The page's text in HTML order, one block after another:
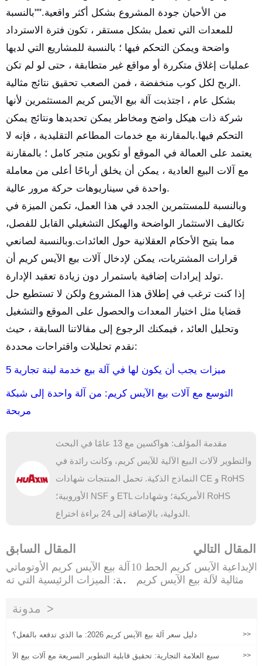
من الأحيان جودة المشروع بشكل أكثر واقعية.""بالنسبة
للمعدات التي تعمل بشكل مستقر ، تكون فترة الاسترداد
واضحة ويمكن التحكم فيها ؛ بالنسبة للمشاريع التي لديها
عمليات إغلاق متكررة أو مواقع غير متطابقة ، حتى لو لم تكن
الربح لكل كوب منخفضة ، فمن الصعب تحقيق نتائج مثالية.
بشكل عام ، اجتذبت آلة بيع الآيس كريم المستثمرين لأنها
شركة ذات هيكل واضح ومخاطر يمكن تحديدها ونتائج يمكن
التحكم فيها.بالمقارنة مع خدمات المطاعم التقليدية ، فإنه لا
يعتمد على العمالة في الموقع أو تكوين متجر كامل ؛ بالمقارنة
مع آلات البيع العادية ، يمكن أن يخلق أرباحًا أعلى من معاملة
واحدة في سيناريوهات حركة مرور عالية.
وبالنسبة للمستثمرين الجدد في هذا العمل، تكمن الميزة في
تكاليف الاستثمار الواضحة والهيكل التشغيلي القابل للفصل،
مما يتيح الأحكام العقلانية حول العائدات.وبالنسبة لصانعي
قرارات المشتريات، يمكن لإدخال آلات بيع الآيس كريم أن
تولد إيرادات إضافية باستمرار دون زيادة تعقيد الإدارة.
إذا كنت ترغب في إطلاق هذا المشروع ولكن لا تستطيع حل
قضايا مثل اختيار المعدات والحصول على الموقع والتشغيل
وتحليل العائد ، فيمكنك الرجوع إلى مقالاتنا السابقة ، حيث
نقدم تحليلات واقتراحات محددة:
5 ميزات يجب أن يكون لها في آلة بيع خدمة لينة تجارية
التوسع مع آلات بيع الآيس كريم: من آلة واحدة إلى شبكة
مربحة
مقدمة المؤلف: هواكسين مع 13 عامًا في البحث
والتطوير لآلات البيع الآلية للآيس كريم، وكانت رائدة في
النماذج الذكية. تحمل المنتجات شهادات CE و RoHS
الأوروبية؛ NSF و ETL الأمريكية؛ وشهادات RoHS
الدولية، بالإضافة إلى 24 براءة اختراع.
المقال السابق
آلة بيع الآيس كريم الأوتوماتي
كية: الميزات الرئيسية التي ته
المقال التالي
10 الإبداعية الآيس كريم الحط
ام مثالية لآلة بيع الآيس كريم
مدونة
دليل سعر آلة بيع الآيس كريم 2026: ما الذي تدفعه بالفعل؟ >>
توسيع العلامة التجارية: تحقيق قابلية التطوير السريعة مع آلات بيع الآ
>>